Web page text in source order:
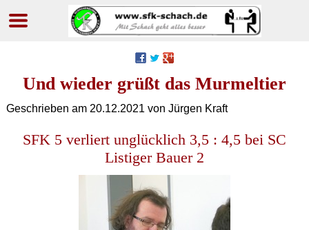
Und wieder grüßt das Murmeltier
Geschrieben am 20.12.2021 von Jürgen Kraft
SFK 5 verliert unglücklich 3,5 : 4,5 bei SC
Listiger Bauer 2